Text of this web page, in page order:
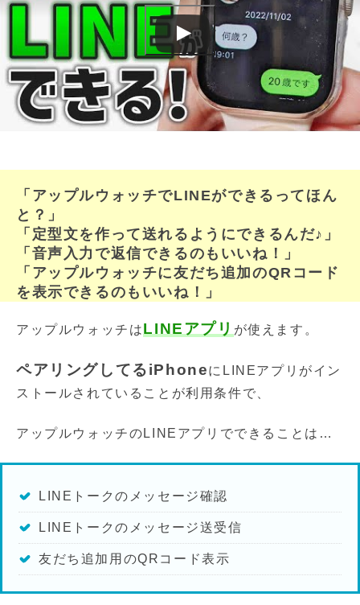
「アップルウォッチでLINEができるってほん
と？」
「定型文を作って送れるようにできるんだ♪」
「音声入力で返信できるのもいいね！」
「アップルウォッチに友だち追加のQRコード
を表示できるのもいいね！」
アップルウォッチはLINEアプリ が使えます。
ペアリングしてるiPhoneにLINEアプリがイン
ストールされていることが利用条件で、
アップルウォッチのLINEアプリでできることは…
LINEトークのメッセージ確認
LINEトークのメッセージ送受信
友だち追加用のQRコード表示